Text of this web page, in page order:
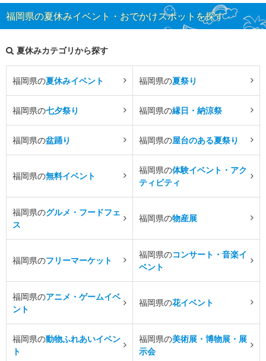
福岡県の夏休みイベント・おでかけスポットを探す
夏休みカテゴリから探す
福岡県の夏休みイベント 福岡県の夏祭り
福岡県の七夕祭り 福岡県の縁日・納涼祭
福岡県の盆踊り 福岡県の屋台のある夏祭り
福岡県の無料イベント
福岡県の体験イベント・アク
ティビティ
福岡県のグルメ・フードフェ
ス
福岡県の物産展
福岡県のフリーマーケット
福岡県のコンサート・音楽イ
ベント
福岡県のアニメ・ゲームイベ
ント
福岡県の花イベント
福岡県の動物ふれあいイベン
ト
福岡県の美術展・博物展・展
示会